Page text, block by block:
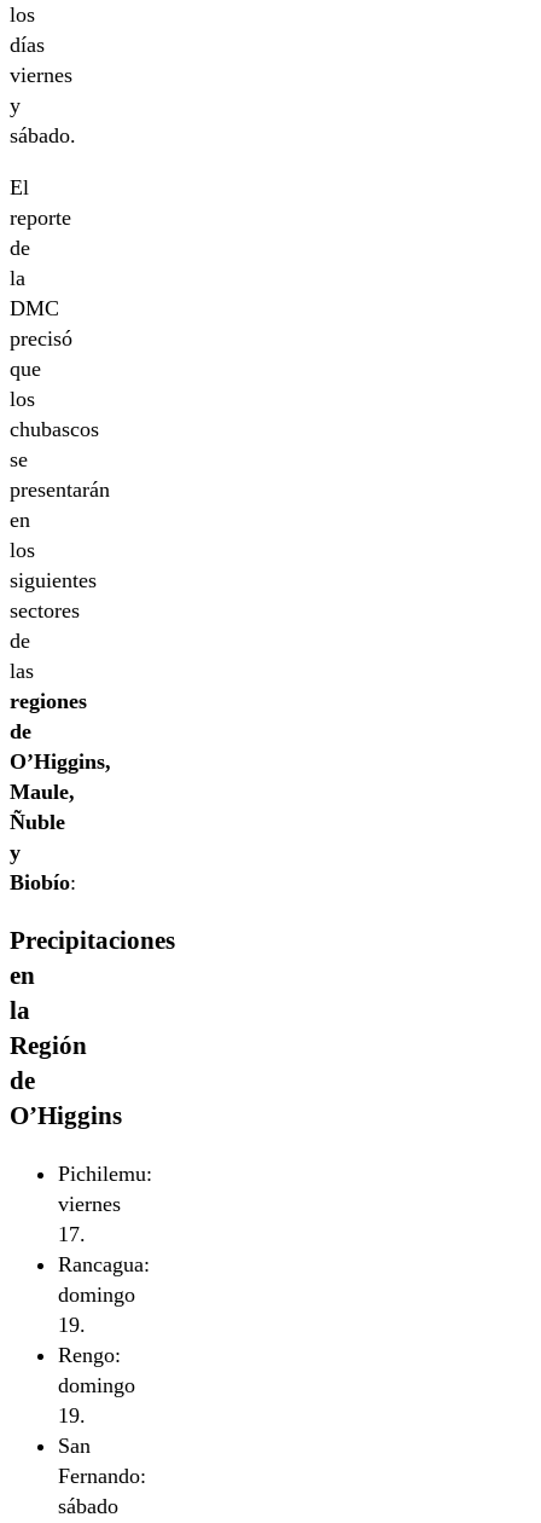
los
días
viernes
y
sábado.
El
reporte
de
la
DMC
precisó
que
los
chubascos
se
presentarán
en
los
siguientes
sectores
de
las
regiones
de
O’Higgins,
Maule,
Ñuble
y
Biobío:
Precipitaciones
en
la
Región
de
O’Higgins
Pichilemu:
viernes
17.
Rancagua:
domingo
19.
Rengo:
domingo
19.
San
Fernando:
sábado